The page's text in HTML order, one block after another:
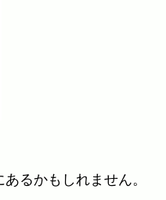
るかもしれません。